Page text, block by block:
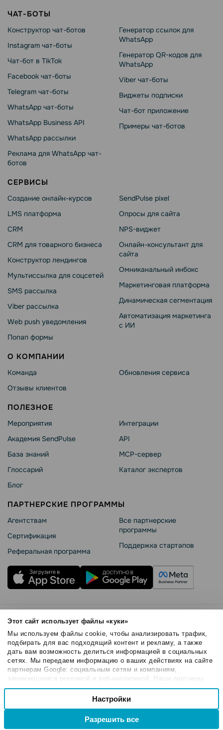
Этот сайт использует файлы «куки»
Мы используем файлы cookie, чтобы анализировать трафик,
подбирать для вас подходящий контент и рекламу, а также
дать вам возможность делиться информацией в социальных
сетях. Мы передаем информацию о ваших действиях на сайте
партнерам Google: социальным сетям и компаниям,
занимающимся рекламой и веб-аналитикой. Наши партнеры
могут комбинировать эти сведения с предоставленной вами
информацией, а также данными, которые они получили при
использовании вами их сервисов.
Выбор
Настройки
Разрешить все
ЧАТ-БОТЫ
Конструктор чат-ботов
Instagram чат-боты
Чат-бот в TikTok
Facebook чат-боты
Telegram чат-боты
WhatsApp чат-боты
WhatsApp Business API
WhatsApp рассылки
Реклама для WhatsApp чат-
ботов
Генератор ссылок для
WhatsApp
Генератор QR-кодов для
WhatsApp
Viber чат-боты
Виджеты подписки
Чат-бот приложение
Примеры чат-ботов
СЕРВИСЫ
Создание онлайн-курсов
LMS платформа
CRM
CRM для товарного бизнеса
Конструктор лендингов
Мультиссылка для соцсетей
SMS рассылка
Viber рассылка
Web push уведомления
Попап формы
SendPulse pixel
Опросы для сайта
NPS-виджет
Онлайн-консультант для
сайта
Омниканальный инбокс
Маркетинговая платформа
Динамическая сегментация
Автоматизация маркетинга
с ИИ
О КОМПАНИИ
Команда
Отзывы клиентов
Обновления сервиса
ПОЛЕЗНОЕ
Мероприятия
Академия SendPulse
База знаний
Глоссарий
Блог
Интеграции
API
MCP-сервер
Каталог экспертов
ПАРТНЕРСКИЕ ПРОГРАММЫ
Агентствам
Сертификация
Реферальная программа
Все партнерские
программы
Поддержка стартапов
Правила использования
Безопасность SendPulse
Политика конфиденциальности
Политика Cookies
© 2015 - 2026. SendPulse Inc. Все права защищены